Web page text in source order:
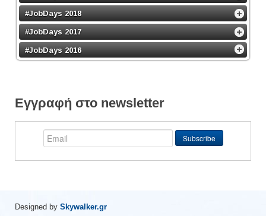
#JobDays 2018
#JobDays 2017
#JobDays 2016
Εγγραφή στο newsletter
Designed by Skywalker.gr